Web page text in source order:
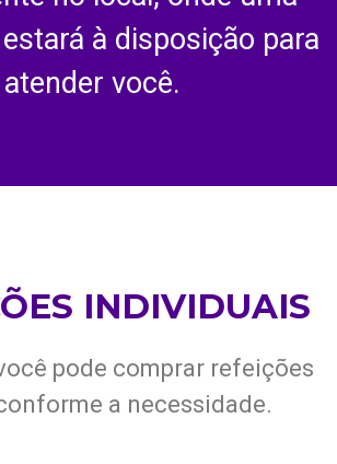
à disposição para
atender você.
INDIVIDUAIS
pode comprar refeições
a necessidade.